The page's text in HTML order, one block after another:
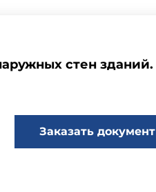
стен зданий.
Заказать документ